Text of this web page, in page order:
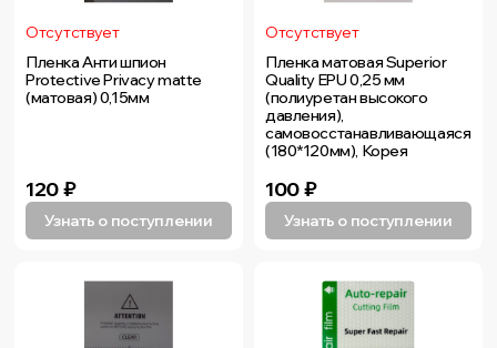
Отсутствует
Пленка Анти шпион
Protective Privacy matte
(матовая) 0,15мм
120₽
Узнать о поступлении
Отсутствует
Пленка матовая Superior
Quality EPU 0,25 мм
(полиуретан высокого
давления),
самовосстанавливающаяся
(180*120мм), Корея
100₽
Узнать о поступлении